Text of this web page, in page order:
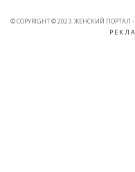
© COPYRIGHT © 2023. ЖЕНСКИЙ